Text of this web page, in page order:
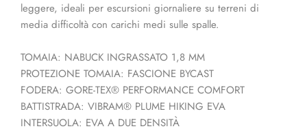
leggere, ideali per escursioni giornaliere su terreni di
media difficoltà con carichi medi sulle spalle.
TOMAIA: NABUCK INGRASSATO 1,8 MM
PROTEZIONE TOMAIA: FASCIONE BYCAST
FODERA: GORE-TEX® PERFORMANCE COMFORT
BATTISTRADA: VIBRAM® PLUME HIKING EVA
INTERSUOLA: EVA A DUE DENSITÀ